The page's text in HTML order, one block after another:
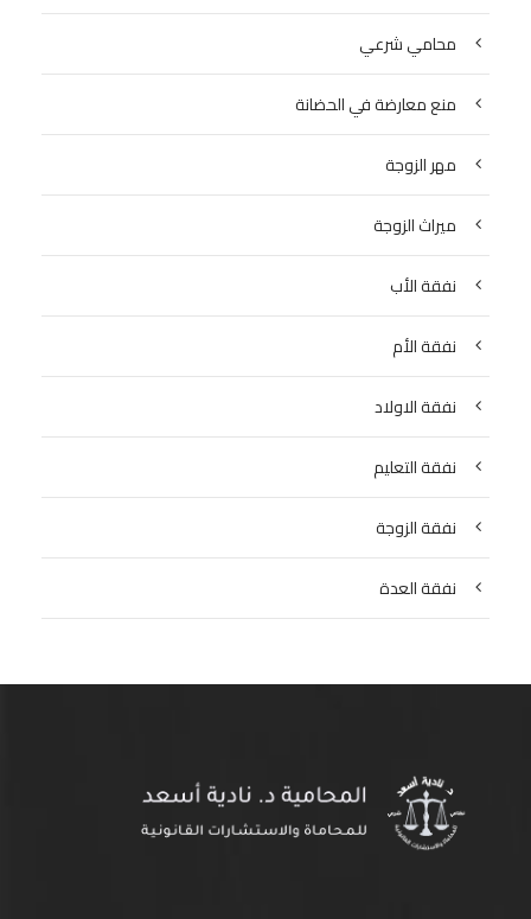
محامي شرعي
منع معارضة في الحضانة
مهر الزوجة
ميراث الزوجة
نفقة الأب
نفقة الأم
نفقة الاولاد
نفقة التعليم
نفقة الزوجة
نفقة العدة